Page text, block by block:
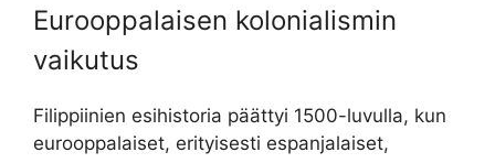
Eurooppalaisen kolonialismin
vaikutus
Filippiinien esihistoria päättyi 1500-luvulla, kun
eurooppalaiset, erityisesti espanjalaiset,